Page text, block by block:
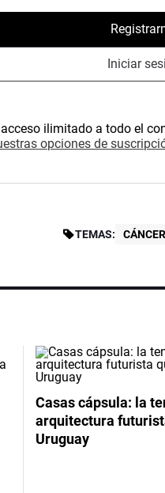
Iniciar
ilimitado a todo el
opciones de
TEMAS:
Casas cápsula: la
arquitectura
Uruguay